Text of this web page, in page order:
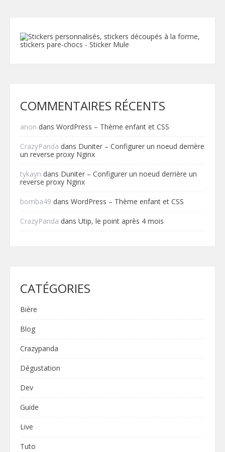
COMMENTAIRES RÉCENTS
anon dans WordPress – Thème enfant et CSS
CrazyPanda dans Duniter – Configurer un noeud derrière
un reverse proxy Nginx
tykayn dans Duniter – Configurer un noeud derrière un
reverse proxy Nginx
bomba49 dans WordPress – Thème enfant et CSS
CrazyPanda dans Utip, le point après 4 mois
CATÉGORIES
Bière
Blog
Crazypanda
Dégustation
Dev
Guide
Live
Tuto